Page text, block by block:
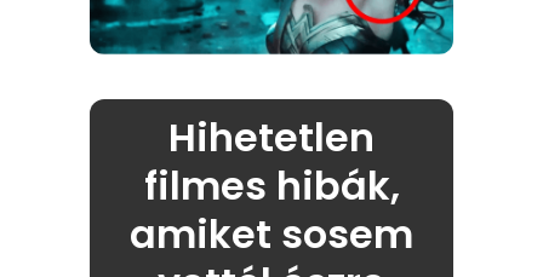
Hihetetlen
filmes hibák,
amiket sosem